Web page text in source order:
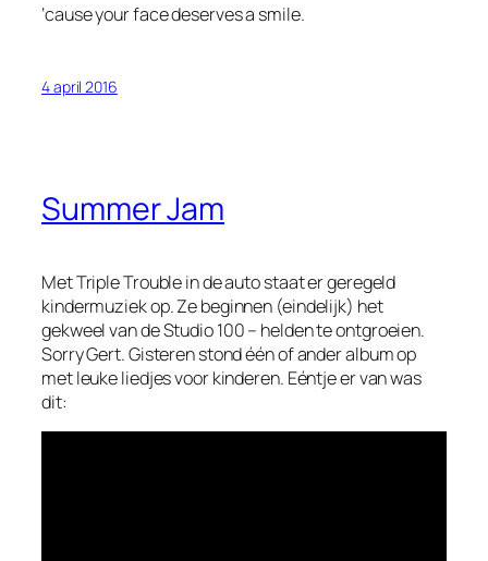
‘cause your face deserves a smile.
4 april 2016
Summer Jam
Met Triple Trouble in de auto staat er geregeld
kindermuziek op. Ze beginnen (eindelijk) het
gekweel van de Studio 100 – helden te ontgroeien.
Sorry Gert. Gisteren stond één of ander album op
met leuke liedjes voor kinderen. Eéntje er van was
dit: